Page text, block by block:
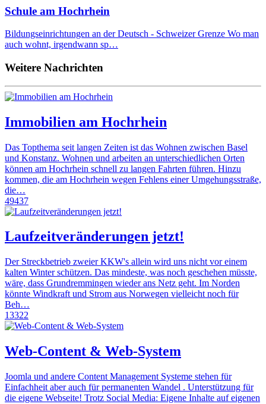
Schule am Hochrhein
Bildungseinrichtungen an der Deutsch - Schweizer Grenze Wo man
auch wohnt, irgendwann sp…
Weitere Nachrichten
Immobilien am Hochrhein
Das Topthema seit langen Zeiten ist das Wohnen zwischen Basel
und Konstanz. Wohnen und arbeiten an unterschiedlichen Orten
können am Hochrhein schnell zu langen Fahrten führen. Hinzu
kommen, die am Hochrhein wegen Fehlens einer Umgehungsstraße,
die…
49437
Laufzeitveränderungen jetzt!
Der Streckbetrieb zweier KKW's allein wird uns nicht vor einem
kalten Winter schützen. Das mindeste, was noch geschehen müsste,
wäre, dass Grundremmingen wieder ans Netz geht. Im Norden
könnte Windkraft und Strom aus Norwegen vielleicht noch für
Beh…
13322
Web-Content & Web-System
Joomla und andere Content Management Systeme stehen für
Einfachheit aber auch für permanenten Wandel . Unterstützung für
die eigene Webseite! Trotz Social Media: Eigene Inhalte auf eigenen